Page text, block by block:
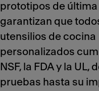
prototipos de
garantizan que
utensilios de cocina
personalizados
NSF, la FDA y la UL,
pruebas hasta su